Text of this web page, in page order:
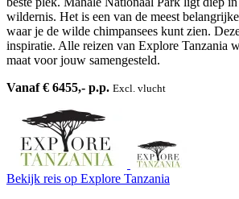
wildernis. Het is een van de meest
waar je de wilde chimpansees kunt zien.
inspiratie. Alle reizen van Explore Tanzania
maat voor jouw samengesteld.
Vanaf € 6455,- p.p. Excl. vlucht
Bekijk reis op Explore Tanzania